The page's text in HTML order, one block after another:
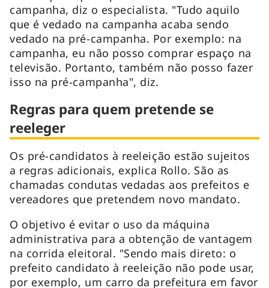
campanha, diz o especialista. "Tudo aquilo
que é vedado na campanha acaba sendo
vedado na pré-campanha. Por exemplo: na
campanha, eu não posso comprar espaço na
televisão. Portanto, também não posso fazer
isso na pré-campanha", diz.
Regras para quem pretende se
reeleger
Os pré-candidatos à reeleição estão sujeitos
a regras adicionais, explica Rollo. São as
chamadas condutas vedadas aos prefeitos e
vereadores que pretendem novo mandato.
O objetivo é evitar o uso da máquina
administrativa para a obtenção de vantagem
na corrida eleitoral. "Sendo mais direto: o
prefeito candidato à reeleição não pode usar,
por exemplo, um carro da prefeitura em favor